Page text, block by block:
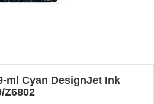
ml Cyan DesignJet Ink
Z6802